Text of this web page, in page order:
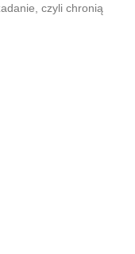
czyli chronią